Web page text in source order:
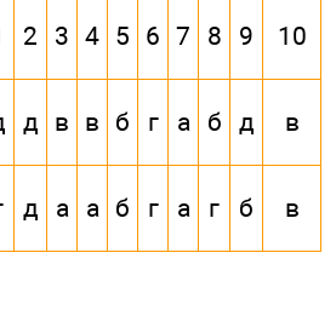
2 3 4 5 6 7 8 9 10
д в в б г а б д в
д а а б г а г б в